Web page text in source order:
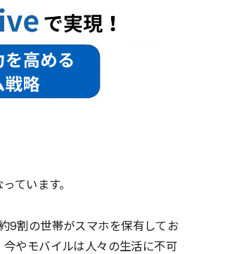
ています。
9割の世帯がスマホを保有してお
やモバイルは人々の生活に不可